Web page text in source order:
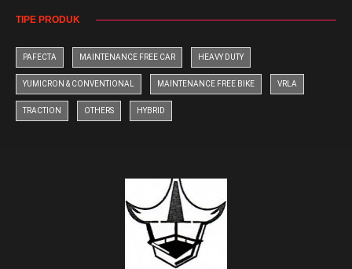
TIPE PRODUK
PAFECTA MAINTENANCE FREE CAR HEAVY DUTY
YUMICRON & CONVENTIONAL MAINTENANCE FREE BIKE VRLA
TRACTION OTHERS HYBRID